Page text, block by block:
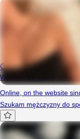
Cocolitka69
Woman, 26 years,
Online on the website
Szukam mężczyzny do